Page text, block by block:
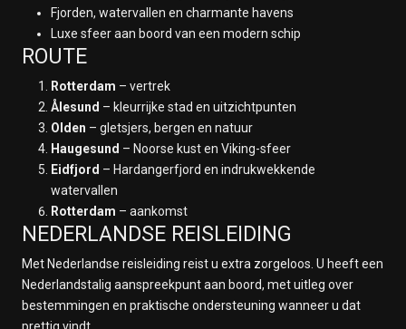
Fjorden, watervallen en charmante havens
Luxe sfeer aan boord van een modern schip
ROUTE
Rotterdam – vertrek
Ålesund – kleurrijke stad en uitzichtpunten
Olden – gletsjers, bergen en natuur
Haugesund – Noorse kust en Viking-sfeer
Eidfjord – Hardangerfjord en indrukwekkende
watervallen
Rotterdam – aankomst
NEDERLANDSE REISLEIDING
Met Nederlandse reisleiding reist u extra zorgeloos. U heeft een
Nederlandstalig aanspreekpunt aan boord, met uitleg over
bestemmingen en praktische ondersteuning wanneer u dat